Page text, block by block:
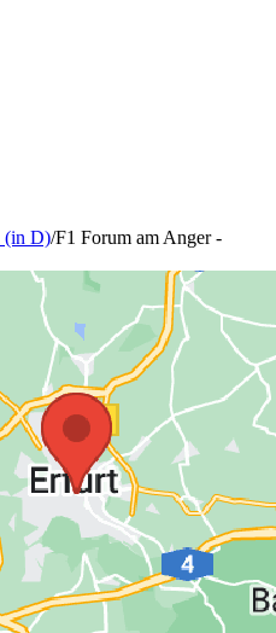
(in D)/F1 Forum am Anger -